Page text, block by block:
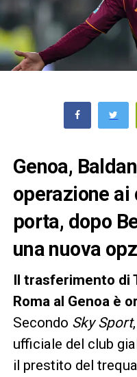
Genoa,
operazione
porta, dopo
una nuova
Il trasferimento di
Roma al Genoa è
Secondo Sky Sport
ufficiale del club
il prestito del